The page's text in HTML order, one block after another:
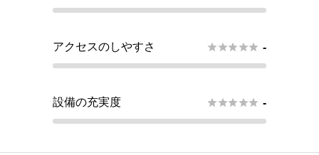
アクセスのしやすさ  -
設備の充実度  -